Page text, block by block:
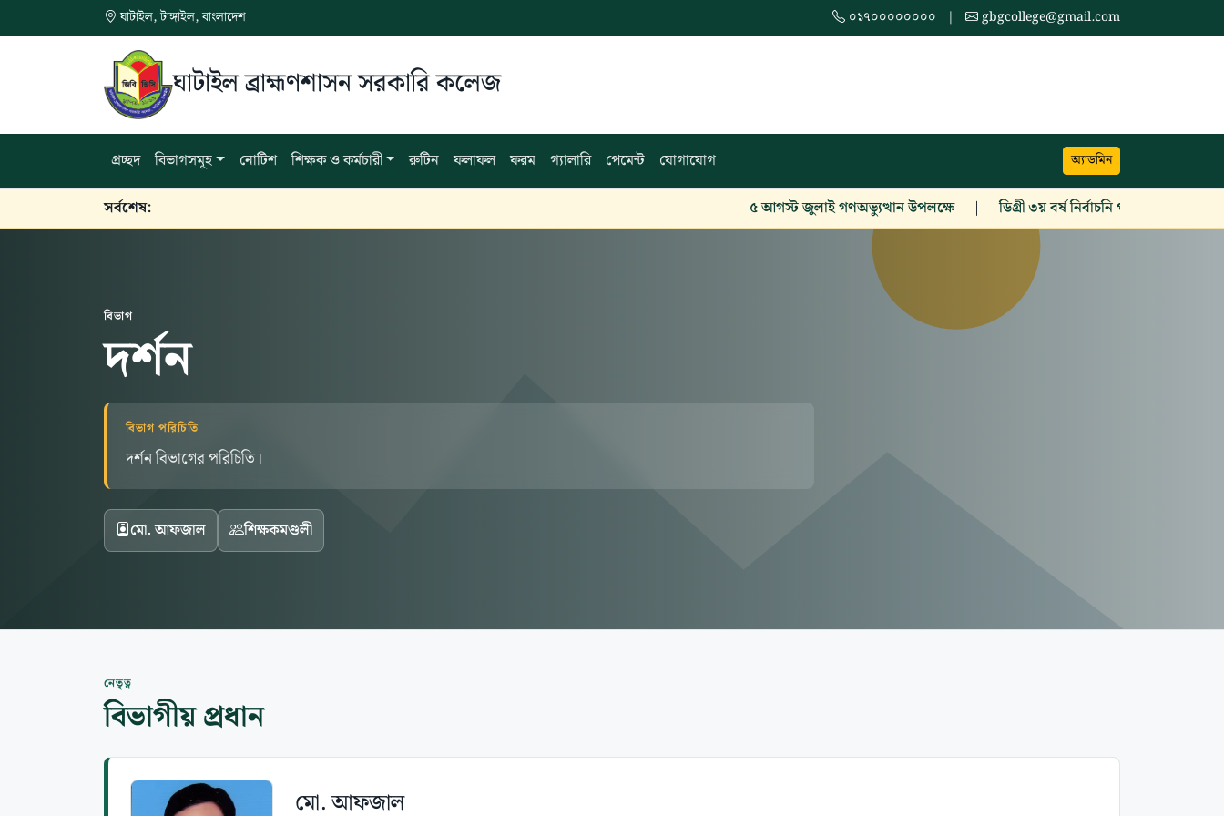
ঘাটাইল, টাঙ্গাইল, বাংলাদেশ ০১৭০০০০০০০০ | gbgcollege@gmail.com
ঘাটাইল ব্রাহ্মণশাসন সরকারি কলেজ
প্রচ্ছদ বিভাগসমূহ নোটিশ শিক্ষক ও কর্মচারী রুটিন ফলাফল ফরম গ্যালারি পেমেন্ট যোগাযোগ অ্যাডমিন
সর্বশেষ: ৫ আগস্ট জুলাই গণঅভ্যুত্থান উপলক্ষে | ডিগ্রী ৩য় বর্ষ নির্বাচনি পরীক্ষা ২০২৪ সংক্রান্ত
বিভাগ
দর্শন
বিভাগ পরিচিতি
দর্শন বিভাগের পরিচিতি।
মো. আফজাল শিক্ষকমণ্ডলী
নেতৃত্ব
বিভাগীয় প্রধান
মো. আফজাল